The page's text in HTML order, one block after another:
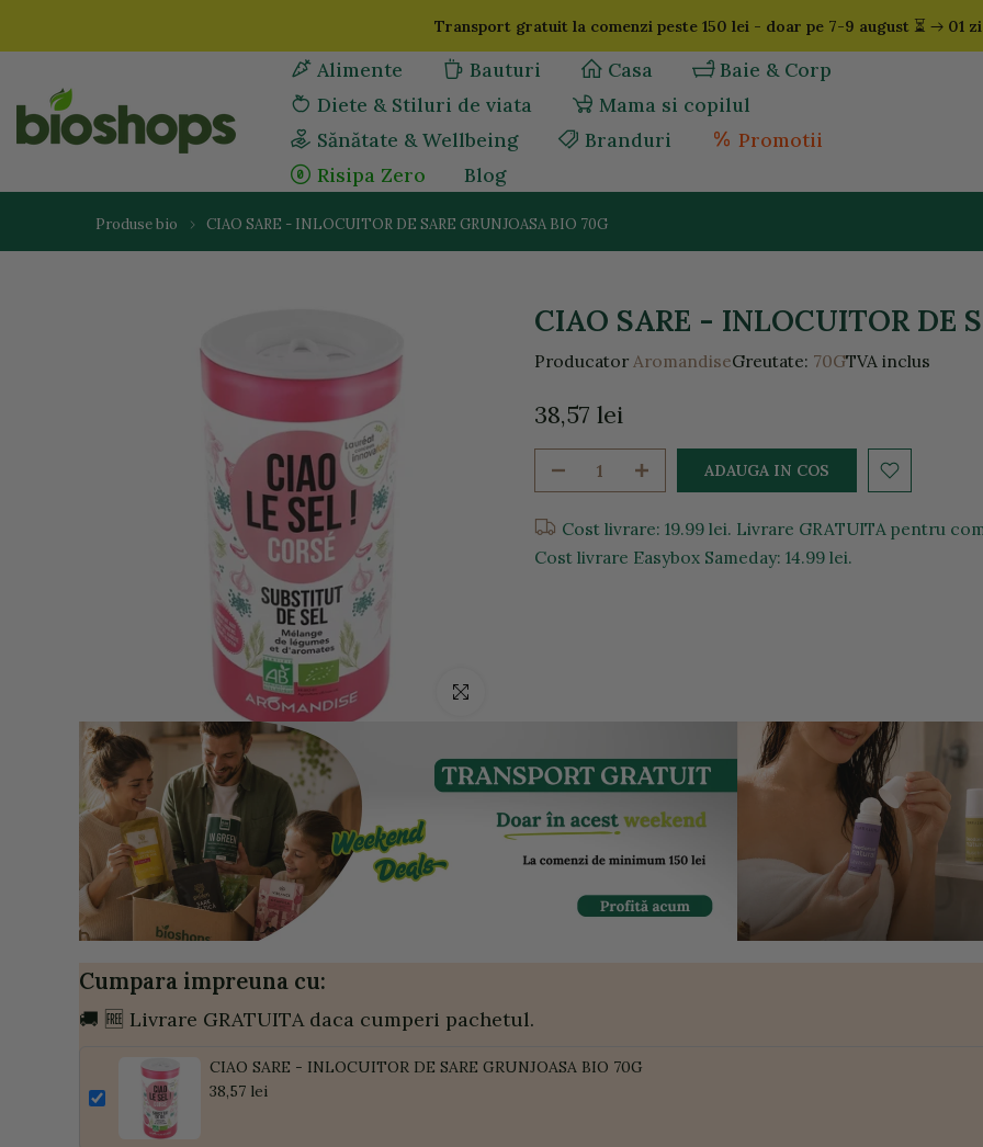
la
Transport gratuit la comenzi peste 150 lei - doar pe 7-9 august ⏳ 01
Alimente Bauturi Casa
Baie & Corp
Diete & Stiluri de viata
Mama si copilul
Sănătate & Wellbeing
Branduri
Promotii
Risipa Zero
Blog
Produse bio CIAO SARE - INLOCUITOR DE SARE GRUNJOASA BIO 70G
Click pentru a mari
CIAO SARE - INLOCUITOR DE
Producator AromandiseGreutate: 70GTVA inclus
38,57 lei
ADAUGA IN COS
Cost livrare: 19.99 lei. Livrare GRATUITA pentru
Cost livrare Easybox Sameday: 14.99 lei.
Cumpara impreuna cu:
🚚 🆓 Livrare GRATUITA daca cumperi pachetul.
CIAO SARE - INLOCUITOR DE SARE GRUNJOASA BIO 70G
38,57 lei